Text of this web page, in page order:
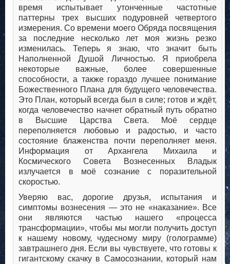
время испытывает утонченные частотные
паттерны трех высших подуровней четвертого
измерения. Со времени моего Обряда посвящения
за последние несколько лет моя жизнь резко
изменилась. Теперь я знаю, что значит быть
Наполненной Душой Личностью. Я приобрела
некоторые важные, более совершенные
способности, а также гораздо лучшее понимание
Божественного Плана для будущего человечества.
Это План, который всегда был в силе; готов и ждёт,
когда человечество начнет обратный путь обратно
в Высшие Царства Света. Моё сердце
переполняется любовью и радостью, и часто
состояние блаженства почти переполняет меня.
Информация от Архангела Михаила и
Космического Совета Вознесенных Владык
излучается в моё сознание с поразительной
скоростью.
Уверяю вас, дорогие друзья, испытания и
симптомы вознесения — это не «наказание». Все
они являются частью нашего «процесса
трансформации», чтобы мы могли получить доступ
к нашему новому, чудесному миру (голограмме)
завтрашнего дня. Если вы чувствуете, что готовы к
гигантскому скачку в Самосознании, который нам